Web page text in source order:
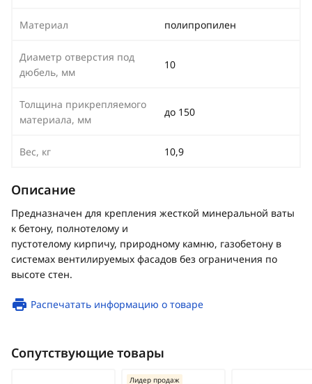
Материал полипропилен
Диаметр отверстия под
дюбель, мм
10
Толщина прикрепляемого
материала, мм
до 150
Вес, кг 10,9
Описание
Предназначен для крепления жесткой минеральной ваты
к бетону, полнотелому и
пустотелому кирпичу, природному камню, газобетону в
системах вентилируемых фасадов без ограничения по
высоте стен.
Распечатать информацию о товаре
Сопутствующие товары
Лидер продаж